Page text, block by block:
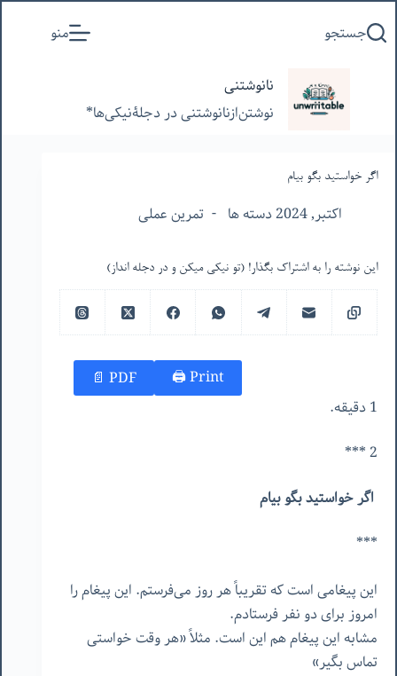
به
جستجو منو
نانوشتنی
نوشتن‌از‌نانوشتنی‌ در‌ دجلۀنیکی‌ها*
اگر خواستید بگو بیام
اکتبر, 2024 دسته ها تمرین عملی
این نوشته را به اشتراک بگذار! (تو نیکی میکن و در دجله انداز)
Print 🖨
PDF 📄
1 دقیقه.
2 ***
اگر خواستید بگو بیام
***
این پیغامی است که تقریباً هر روز می‌فرستم. این پیغام را
امروز برای دو نفر فرستادم.
مشابه این پیغام هم این است. مثلاً «هر وقت خواستی
تماس بگیر»